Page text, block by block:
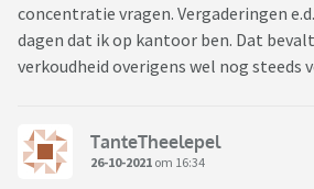
concentratie vragen. Vergaderingen
dagen dat ik op kantoor ben. Dat
verkoudheid overigens wel nog steeds
TanteTheelepel
26-10-2021 om 16:34